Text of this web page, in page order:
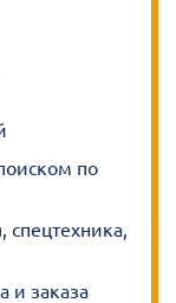
по
спецтехника,
и заказа